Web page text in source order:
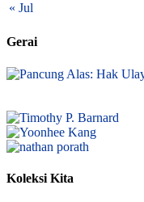
« Jul
Gerai
Koleksi Kita